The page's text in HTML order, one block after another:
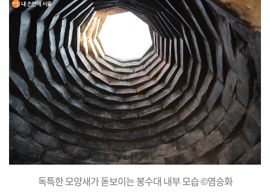
독특한 모양새가 돋보이는 봉수대 내부 모습 ©염승화